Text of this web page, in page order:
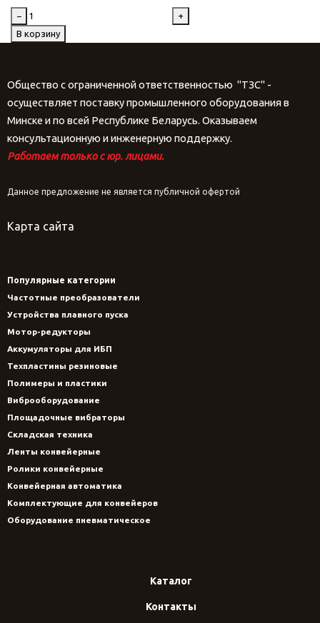
−
+
В корзину
Общество с ограниченной ответственностью "ТЗС" -
осуществляет поставку промышленного оборудования в
Минске и по всей Республике Беларусь. Оказываем
консультационную и инженерную поддержку.
Работаем только с юр. лицами.
Данное предложение не является публичной офертой
Карта сайта
Популярные категории
Частотные преобразователи
Устройства плавного пуска
Мотор-редукторы
Аккумуляторы для ИБП
Техпластины резиновые
Полимеры и пластики
Виброоборудование
Площадочные вибраторы
Складская техника
Ленты конвейерные
Ролики конвейерные
Конвейерная автоматика
Комплектующие для конвейеров
Оборудование пневматическое
Каталог
Контакты